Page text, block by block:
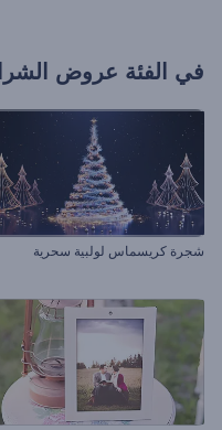
في الفئة عروض
شجرة كريسماس لولبية سحرية